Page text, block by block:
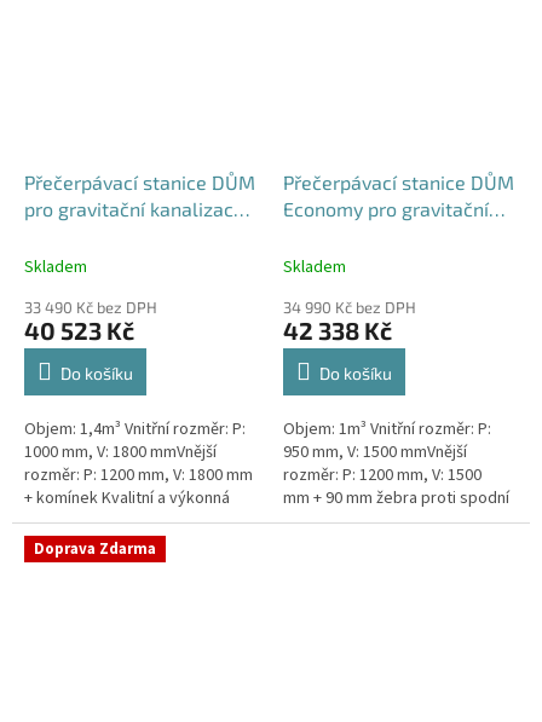
Přečerpávací stanice DŮM
pro gravitační kanalizace k
Skladem
33 490 Kč bez DPH
40 523 Kč
Do košíku
Objem: 1,4m³ Vnitřní rozměr: P:
1000 mm, V: 1800 mmVnější
rozměr: P: 1200 mm, V: 1800 mm
+ komínek Kvalitní a výkonná
přečerpávací stanice k
rodinným domům,
provozovnám,...
Přečerpávací stanice DŮM
Economy pro gravitační
nádrž 1m3
Skladem
34 990 Kč bez DPH
42 338 Kč
Do košíku
Objem: 1m³ Vnitřní rozměr: P:
950 mm, V: 1500 mmVnější
rozměr: P: 1200 mm, V: 1500
mm + 90 mm žebra proti spodní
vodě + komínek Kvalitní a
Doprava Zdarma